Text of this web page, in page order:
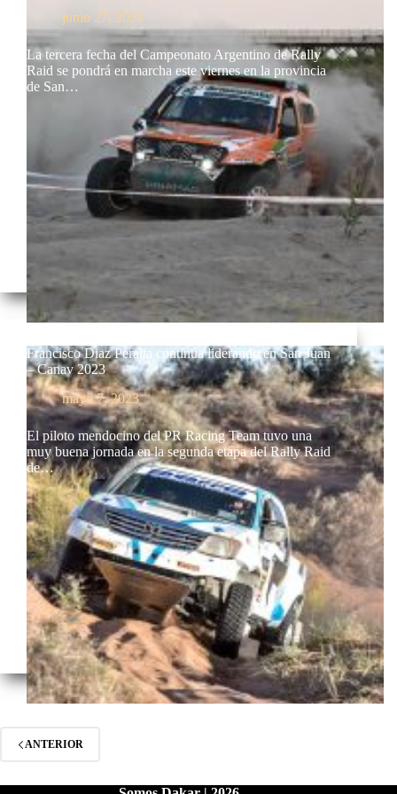
junio 27, 2024
La tercera fecha del Campeonato Argentino de Rally
Raid se pondrá en marcha este viernes en la provincia
de San…
Francisco Diaz Peralta continúa liderando en San Juan
– Canav 2023
mayo 7, 2023
El piloto mendocino del PR Racing Team tuvo una
muy buena jornada en la segunda etapa del Rally Raid
de…
ANTERIOR